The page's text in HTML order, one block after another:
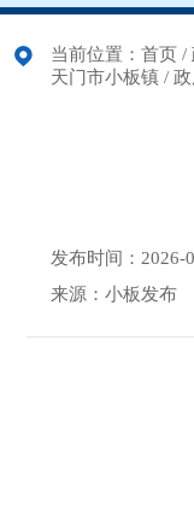
当前位置： 首页 /
天门市小板镇 /
发布时间：2026-
来源：小板发布